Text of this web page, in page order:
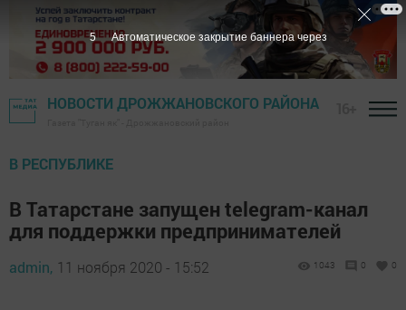
НОВОСТИ ДРОЖЖАНОВСКОГО РАЙОНА
В РЕСПУБЛИКЕ
В Татарстане запущен telegram-канал
для поддержки предпринимателей
admin, 11 ноября 2020 - 15:52 1043 0 0
4 Автоматическое закрытие баннера через